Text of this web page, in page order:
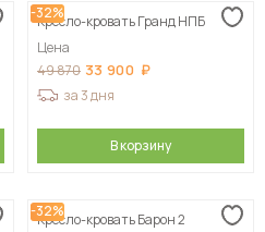
-32%
Кресло-кровать Гранд НПБ
Цена
49 870 33 900
за 3 дня
В корзину
-32%
Кресло-кровать Барон 2